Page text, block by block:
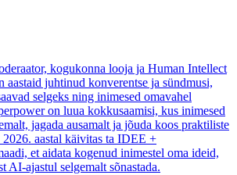
kogukonna looja ja Human Intellect
aastaid juhtinud konverentse ja sündmusi,
selgeks ning inimesed omavahel
on luua kokkusaamisi, kus inimesed
jagada ausamalt ja jõuda koos praktiliste
2026. aastal käivitas ta IDEE +
et aidata kogenud inimestel oma ideid,
AI-ajastul selgemalt sõnastada.